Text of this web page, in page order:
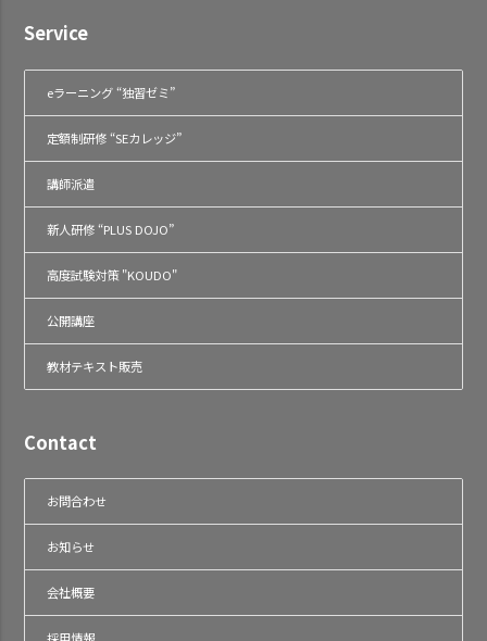
Service
eラーニング “独習ゼミ”
定額制研修 “SEカレッジ”
講師派遣
新人研修 “PLUS DOJO”
高度試験対策 "KOUDO"
公開講座
教材テキスト販売
Contact
お問合わせ
お知らせ
会社概要